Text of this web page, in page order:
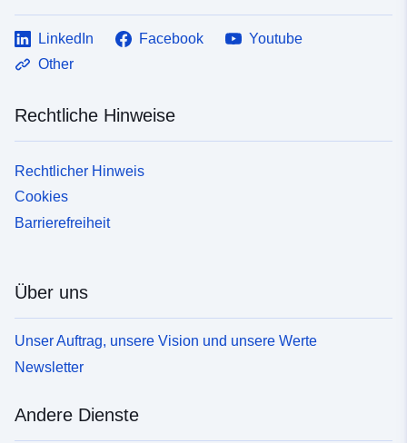
LinkedIn Facebook
Youtube
Other
Rechtliche Hinweise
Rechtlicher Hinweis
Cookies
Barrierefreiheit
Über uns
Unser Auftrag, unsere Vision und unsere Werte
Newsletter
Andere Dienste